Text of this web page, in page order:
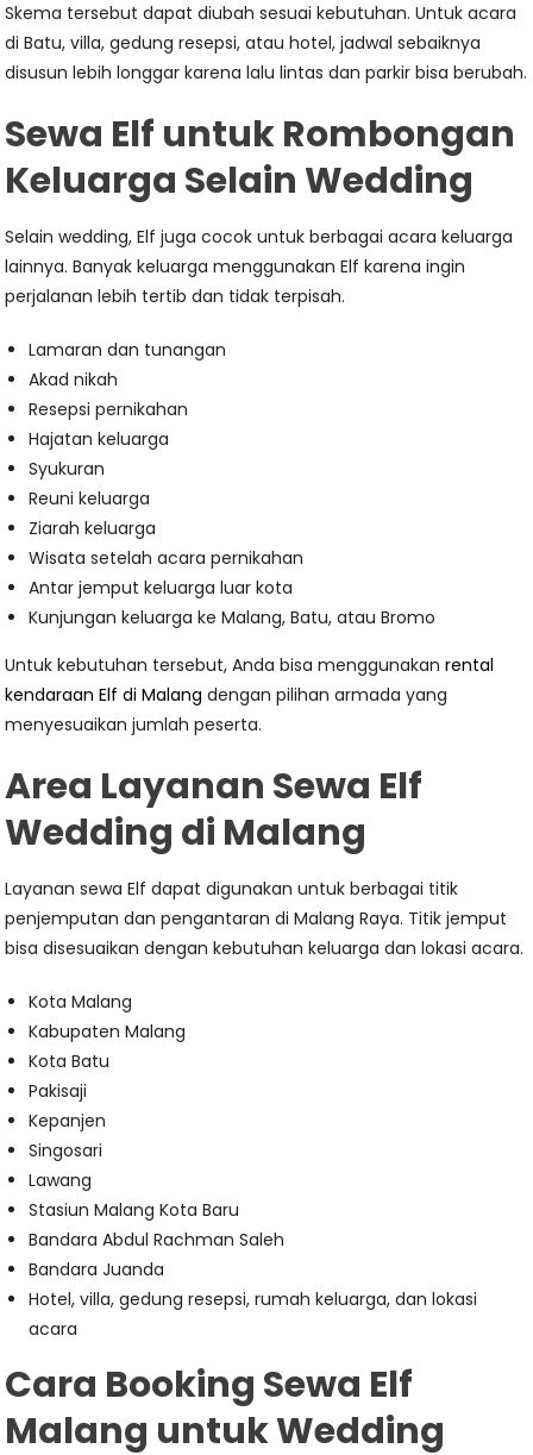
Skema tersebut dapat diubah sesuai kebutuhan. Untuk acara
di Batu, villa, gedung resepsi, atau hotel, jadwal sebaiknya
disusun lebih longgar karena lalu lintas dan parkir bisa berubah.
Sewa Elf untuk Rombongan
Keluarga Selain Wedding
Selain wedding, Elf juga cocok untuk berbagai acara keluarga
lainnya. Banyak keluarga menggunakan Elf karena ingin
perjalanan lebih tertib dan tidak terpisah.
Lamaran dan tunangan
Akad nikah
Resepsi pernikahan
Hajatan keluarga
Syukuran
Reuni keluarga
Ziarah keluarga
Wisata setelah acara pernikahan
Antar jemput keluarga luar kota
Kunjungan keluarga ke Malang, Batu, atau Bromo
Untuk kebutuhan tersebut, Anda bisa menggunakanrental
kendaraan Elf di Malang dengan pilihan armada yang
menyesuaikan jumlah peserta.
Area Layanan Sewa Elf
Wedding di Malang
Layanan sewa Elf dapat digunakan untuk berbagai titik
penjemputan dan pengantaran di Malang Raya. Titik jemput
bisa disesuaikan dengan kebutuhan keluarga dan lokasi acara.
Kota Malang
Kabupaten Malang
Kota Batu
Pakisaji
Kepanjen
Singosari
Lawang
Stasiun Malang Kota Baru
Bandara Abdul Rachman Saleh
Bandara Juanda
Hotel, villa, gedung resepsi, rumah keluarga, dan lokasi
acara
Cara Booking Sewa Elf
Malang untuk Wedding